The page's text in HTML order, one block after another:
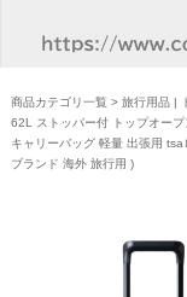
商品カテゴリ一覧 > 旅行用品 |
62L ストッパー付 トップオー
キャリーバッグ 軽量 出張用
ブランド 海外 旅行用 )